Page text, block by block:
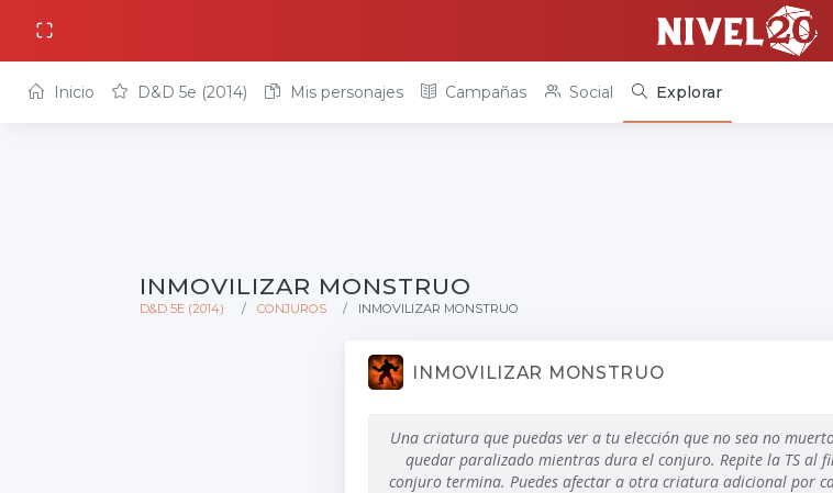
Inicio D&D 5e (2014) Mis personajes Campañas Social Explorar
INMOVILIZAR MONSTRUO
D&D 5E (2014) CONJUROS INMOVILIZAR MONSTRUO
INMOVILIZAR MONSTRUO
Una criatura que puedas ver a tu elección que no sea no
quedar paralizado mientras dura el conjuro. Repite la TS al
conjuro termina. Puedes afectar a otra criatura adicional por